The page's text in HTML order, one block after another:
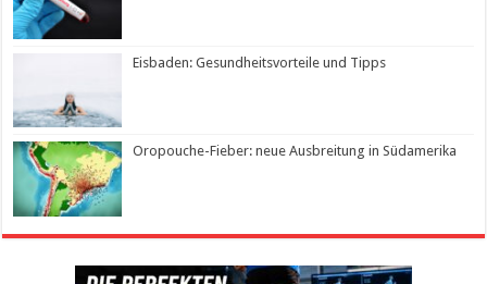
Eisbaden: Gesundheitsvorteile und Tipps
Oropouche-Fieber: neue Ausbreitung in Südamerika